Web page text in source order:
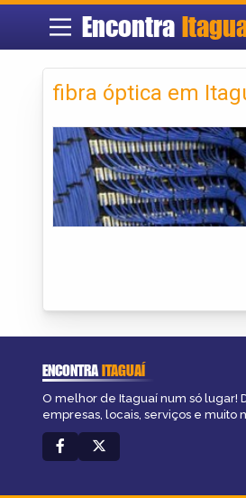
Encontra
fibra óptica em
ENCONTRAITAGUAÍ
O melhor de Itaguaí num só lugar!
empresas, locais, serviços e muito